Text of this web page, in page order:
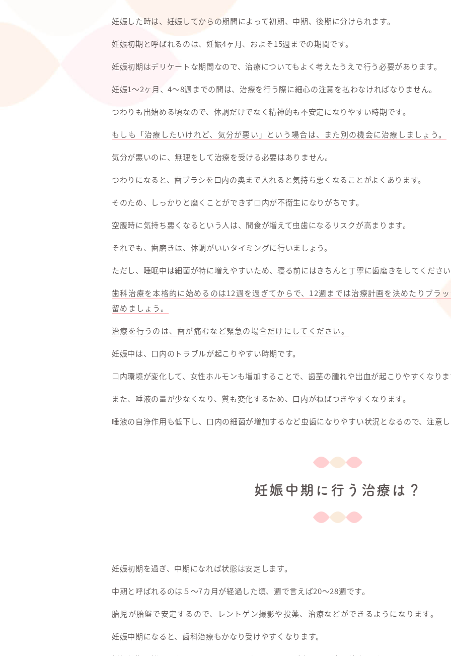
妊娠した時は、妊娠してからの期間によって初期、中期、後期に分けられます。
妊娠初期と呼ばれるのは、妊娠4ヶ月、およそ15週までの期間です。
妊娠初期はデリケートな期間なので、治療についてもよく考えたうえで行う必要があります。
妊娠1～2ヶ月、4～8週までの間は、治療を行う際に細心の注意を払わなければなりません。
つわりも出始める頃なので、体調だけでなく精神的も不安定になりやすい時期です。
もしも「治療したいけれど、気分が悪い」という場合は、また別の機会に治療しましょう。
気分が悪いのに、無理をして治療を受ける必要はありません。
つわりになると、歯ブラシを口内の奥まで入れると気持ち悪くなることがよくあります。
そのため、しっかりと磨くことができず口内が不衛生になりがちです。
空腹時に気持ち悪くなるという人は、間食が増えて虫歯になるリスクが高まります。
それでも、歯磨きは、体調がいいタイミングに行いましょう。
ただし、睡眠中は細菌が特に増えやすいため、寝る前にはきちんと丁寧に歯磨きをしてくださ
歯科治療を本格的に始めるのは12週を過ぎてからで、12週までは治療計画を決めたりブラ
留めましょう。
治療を行うのは、歯が痛むなど緊急の場合だけにしてください。
妊娠中は、口内のトラブルが起こりやすい時期です。
口内環境が変化して、女性ホルモンも増加することで、歯茎の腫れや出血が起こりやすくなり
また、唾液の量が少なくなり、質も変化するため、口内がねばつきやすくなります。
唾液の自浄作用も低下し、口内の細菌が増加するなど虫歯になりやすい状況となるので、注意
妊娠中期に行う治療は？
妊娠初期を過ぎ、中期になれば状態は安定します。
中期と呼ばれるのは５～7カ月が経過した頃、週で言えば20～28週です。
胎児が胎盤で安定するので、レントゲン撮影や投薬、治療などができるようになります。
妊娠中期になると、歯科治療もかなり受けやすくなります。